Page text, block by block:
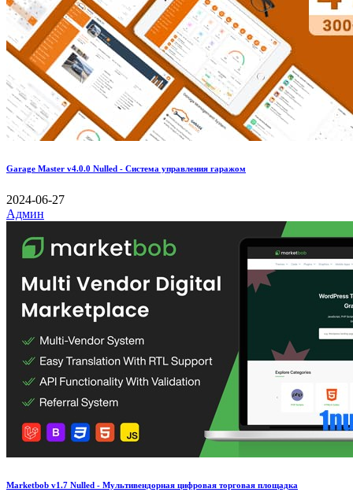
Garage Master v4.0.0 Nulled - Система управления гаражом
2024-06-27
Админ
Marketbob v1.7 Nulled - Мультивендорная цифровая торговая площадка